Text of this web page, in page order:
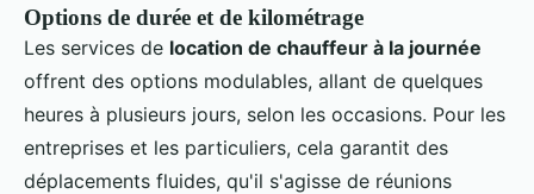
Options de durée et de kilométrage
Les services de location de chauffeur à la journée
offrent des options modulables, allant de quelques
heures à plusieurs jours, selon les occasions. Pour les
entreprises et les particuliers, cela garantit des
déplacements fluides, qu'il s'agisse de réunions